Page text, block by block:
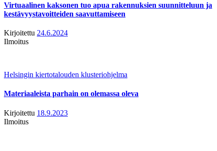
Virtuaalinen kaksonen tuo apua rakennuksien suunnitteluun ja
kestävyystavoitteiden saavuttamiseen
Kirjoitettu 24.6.2024
Ilmoitus
Helsingin kiertotalouden klusteriohjelma
Materiaaleista parhain on olemassa oleva
Kirjoitettu 18.9.2023
Ilmoitus